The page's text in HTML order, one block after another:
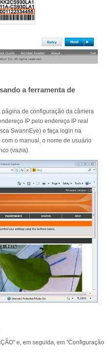
a ferramenta de
de configuração da câmera
IP pelo endereço IP real
SwannEye) e faça login na
o manual, o nome de usuário
(vazia).
e, em seguida, em "Configuração